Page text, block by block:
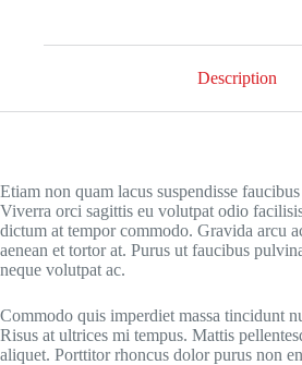
Description
Etiam non quam lacus suspendisse
Viverra orci sagittis eu volutpat odio
dictum at tempor commodo. Gravida arcu
aenean et tortor at. Purus ut faucibus
neque volutpat ac.
Commodo quis imperdiet massa tincidunt
Risus at ultrices mi tempus. Mattis
aliquet. Porttitor rhoncus dolor purus non